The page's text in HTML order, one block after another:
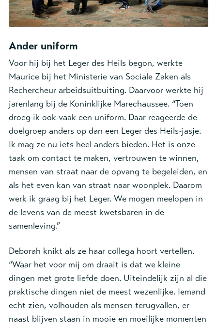
Ander uniform
Voor hij bij het Leger des Heils begon, werkte
Maurice bij het Ministerie van Sociale Zaken als
Rechercheur arbeidsuitbuiting. Daarvoor werkte hij
jarenlang bij de Koninklijke Marechaussee. “Toen
droeg ik ook vaak een uniform. Daar reageerde de
doelgroep anders op dan een Leger des Heils-jasje.
Ik mag ze nu iets heel anders bieden. Het is onze
taak om contact te maken, vertrouwen te winnen,
mensen van straat naar de opvang te begeleiden, en
als het even kan van straat naar woonplek. Daarom
werk ik graag bij het Leger. We mogen meelopen in
de levens van de meest kwetsbaren in de
samenleving.”
Deborah knikt als ze haar collega hoort vertellen.
“Waar het voor mij om draait is dat we kleine
dingen met grote liefde doen. Uiteindelijk zijn al die
praktische dingen niet de meest wezenlijke. Iemand
echt zien, volhouden als mensen terugvallen, er
naast blijven staan in mooie en moeilijke momenten